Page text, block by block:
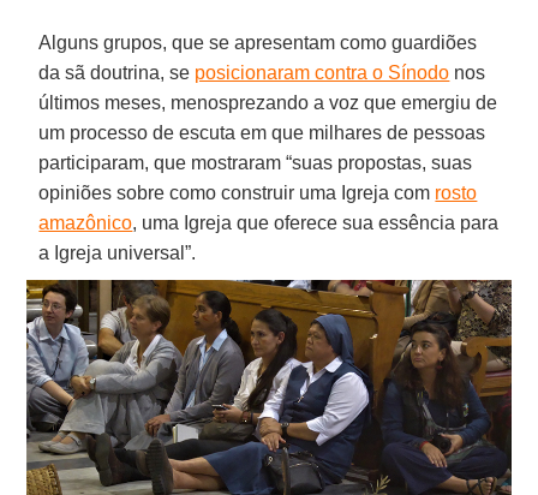
Alguns grupos, que se apresentam como guardiões
da sã doutrina, se posicionaram contra o Sínodo nos
últimos meses, menosprezando a voz que emergiu de
um processo de escuta em que milhares de pessoas
participaram, que mostraram “suas propostas, suas
opiniões sobre como construir uma Igreja com rosto
amazônico, uma Igreja que oferece sua essência para
a Igreja universal”.